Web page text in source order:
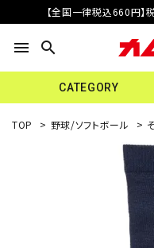
【全国一律税込660円
menu search
CATEGORY
TOP > 野球/ソフトボール >